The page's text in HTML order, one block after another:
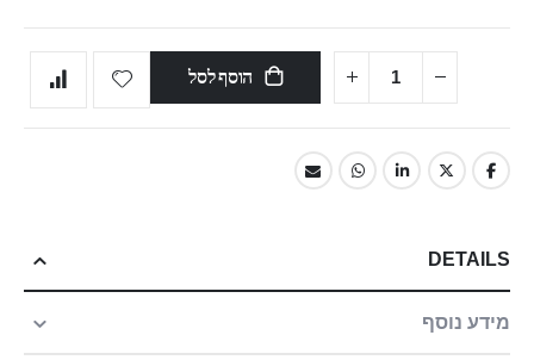
הוסף לסל
DETAILS
מידע נוסף